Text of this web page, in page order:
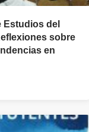
Estudios del
sobre
en